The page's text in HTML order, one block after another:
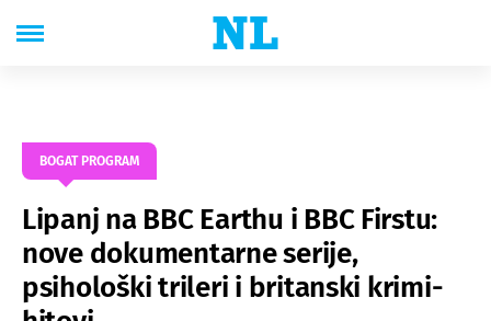
BOGAT PROGRAM
Lipanj na BBC Earthu i BBC Firstu:
nove dokumentarne serije,
psihološki trileri i britanski krimi-